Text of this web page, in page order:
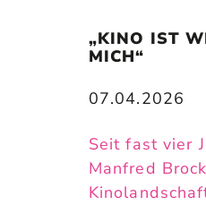
„KINO IST
MICH“
07.04.2026
Seit fast vier
Manfred